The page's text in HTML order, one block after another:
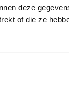
deze
of die ze